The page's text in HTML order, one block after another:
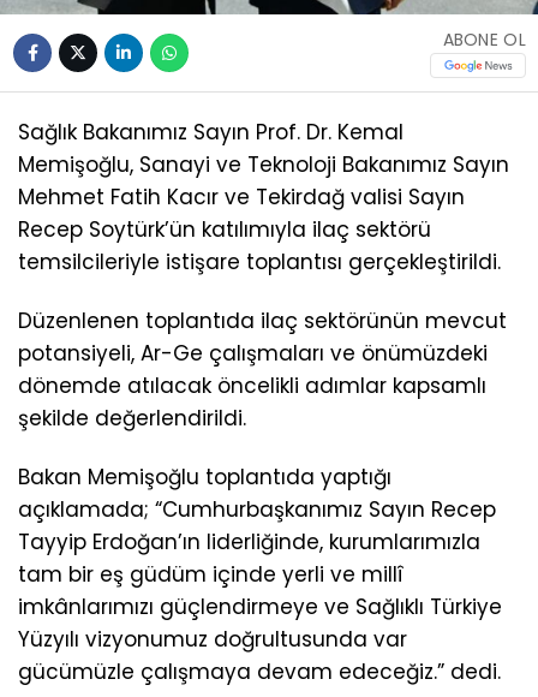
ABONE OL
Sağlık Bakanımız Sayın Prof. Dr. Kemal
Memişoğlu, Sanayi ve Teknoloji Bakanımız Sayın
Mehmet Fatih Kacır ve Tekirdağ valisi Sayın
Recep Soytürk’ün katılımıyla ilaç sektörü
temsilcileriyle istişare toplantısı gerçekleştirildi.
Düzenlenen toplantıda ilaç sektörünün mevcut
potansiyeli, Ar-Ge çalışmaları ve önümüzdeki
dönemde atılacak öncelikli adımlar kapsamlı
şekilde değerlendirildi.
Bakan Memişoğlu toplantıda yaptığı
açıklamada; “Cumhurbaşkanımız Sayın Recep
Tayyip Erdoğan’ın liderliğinde, kurumlarımızla
tam bir eş güdüm içinde yerli ve millî
imkânlarımızı güçlendirmeye ve Sağlıklı Türkiye
Yüzyılı vizyonumuz doğrultusunda var
gücümüzle çalışmaya devam edeceğiz.” dedi.